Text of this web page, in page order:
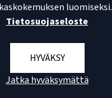
luomiseksi.
Tietosuojaseloste
HYVÄKSY
Jatka hyväksymättä